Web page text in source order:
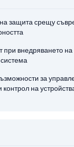
защита срещу
при внедряването на
за
контрол на